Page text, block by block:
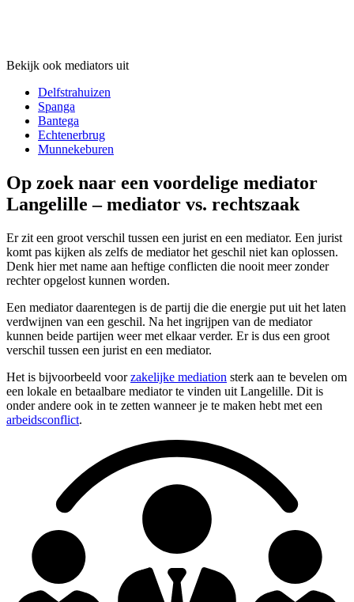
Bekijk ook mediators uit
Delfstrahuizen
Spanga
Bantega
Echtenerbrug
Munnekeburen
Op zoek naar een voordelige mediator
Langelille – mediator vs. rechtszaak
Er zit een groot verschil tussen een jurist en een mediator. Een jurist
komt pas kijken als zelfs de mediator het geschil niet kan oplossen.
Denk hier met name aan heftige conflicten die nooit meer zonder
rechter opgelost kunnen worden.
Een mediator daarentegen is de partij die die energie put uit het laten
verdwijnen van een geschil. Na het ingrijpen van de mediator
kunnen beide partijen weer met elkaar verder. Er is dus een groot
verschil tussen een jurist en een mediator.
Het is bijvoorbeeld voorzakelijke mediation sterk aan te bevelen om
een lokale en betaalbare mediator te vinden uit Langelille. Dit is
onder andere ook in te zetten wanneer je te maken hebt met een
arbeidsconflict.